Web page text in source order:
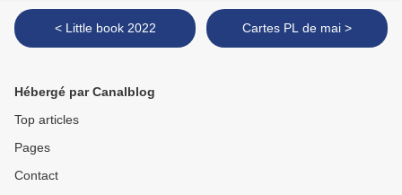
< Little book 2022 Cartes PL de mai >
Hébergé par Canalblog
Top articles
Pages
Contact